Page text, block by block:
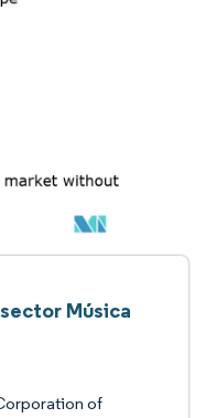
Música
of